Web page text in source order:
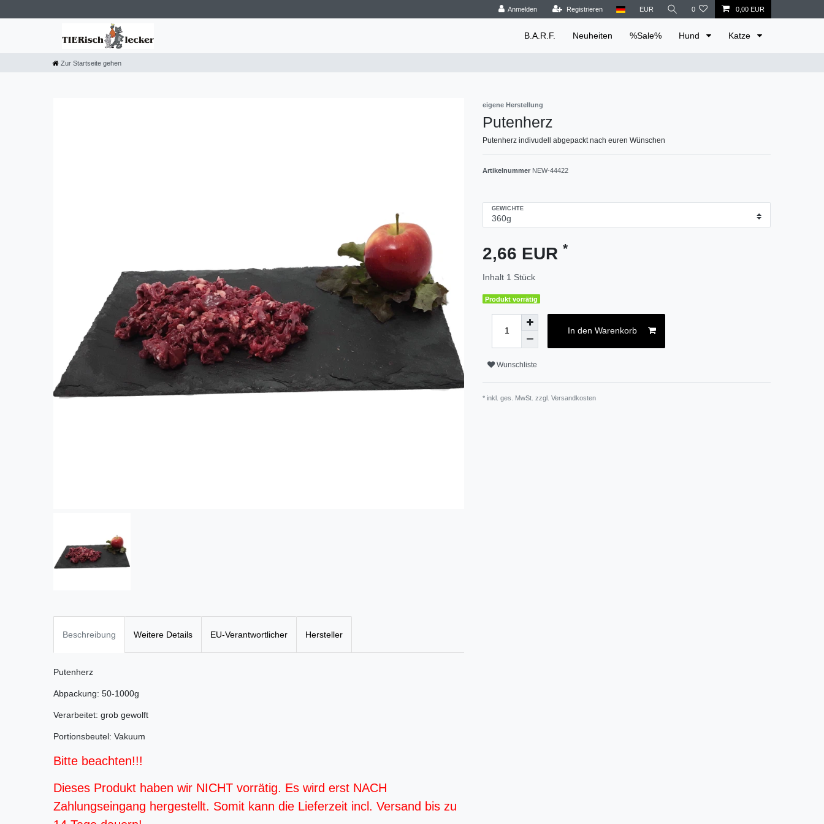
Anmelden Registrieren EUR 0 0,00 EUR
B.A.R.F. Neuheiten %Sale% Hund Katze
Zur Startseite gehen
eigene Herstellung
Putenherz
Putenherz indivudell abgepackt nach euren Wünschen
Artikelnummer NEW-44422
GEWICHTE
2,66 EUR *
Inhalt 1 Stück
Produkt vorrätig
In den Warenkorb
Wunschliste
* inkl. ges. MwSt. zzgl. Versandkosten
Beschreibung Weitere Details EU-Verantwortlicher Hersteller
Putenherz
Abpackung: 50-1000g
Verarbeitet: grob gewolft
Portionsbeutel: Vakuum
Bitte beachten!!!
Dieses Produkt haben wir NICHT vorrätig. Es wird erst NACH
Zahlungseingang hergestellt. Somit kann die Lieferzeit incl. Versand bis zu